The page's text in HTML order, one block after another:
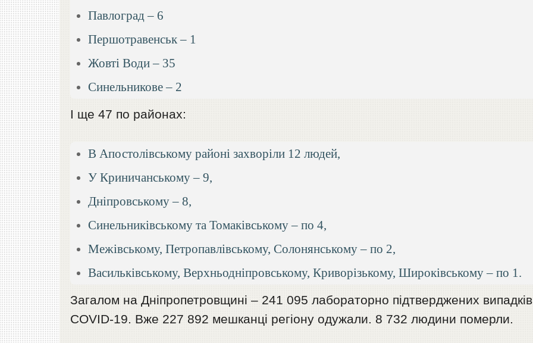
Павлоград – 6
Першотравенськ – 1
Жовті Води – 35
Синельникове – 2
І ще 47 по районах:
В Апостолівському районі захворіли 12 людей,
У Криничанському – 9,
Дніпровському – 8,
Синельниківському та Томаківському – по 4,
Межівському, Петропавлівському, Солонянському – по 2,
Васильківському, Верхньодніпровському, Криворізькому, Широківському – по 1.
Загалом на Дніпропетровщині – 241 095 лабораторно підтверджених випадків
COVID-19. Вже 227 892 мешканці регіону одужали. 8 732 людини померли.